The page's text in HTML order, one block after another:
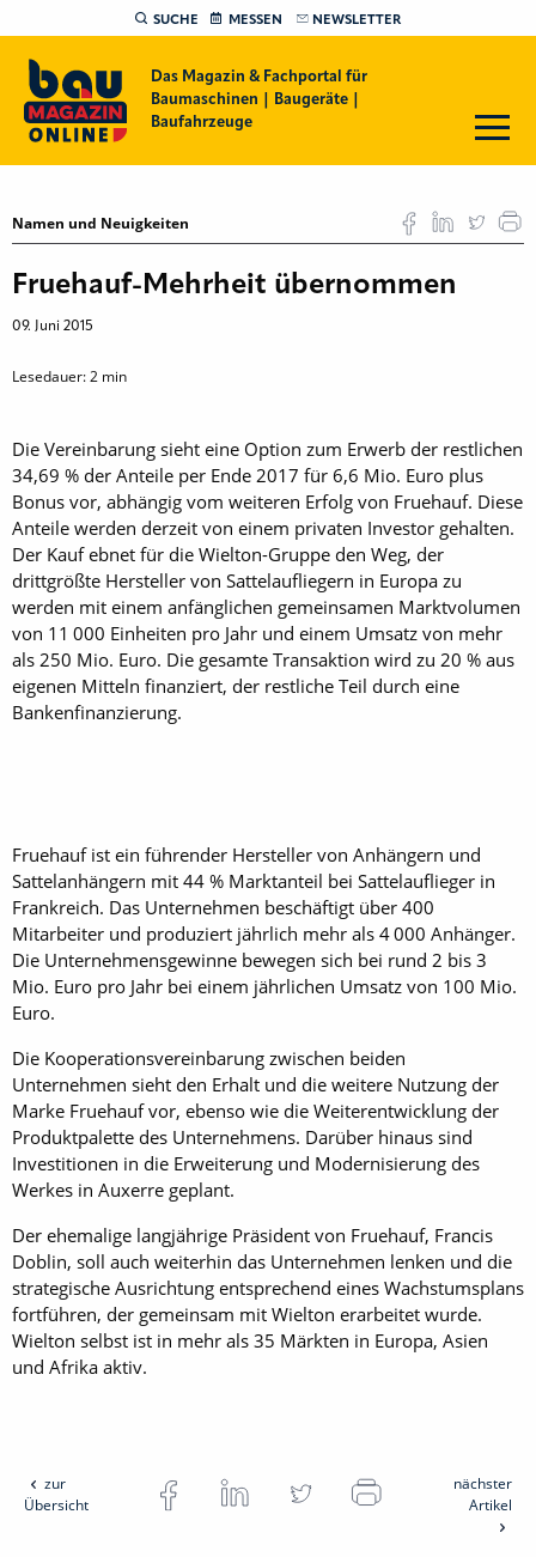
SUCHE MESSEN NEWSLETTER
Das Magazin & Fachportal für
Baumaschinen | Baugeräte |
Baufahrzeuge
Namen und Neuigkeiten
Fruehauf-Mehrheit übernommen
09. Juni 2015
Lesedauer:2 min
Die Vereinbarung sieht eine Option zum Erwerb der restlichen
34,69 % der Anteile per Ende 2017 für 6,6 Mio. Euro plus
Bonus vor, ab­hängig vom weiteren Erfolg von Fruehauf. Diese
Anteile werden derzeit von einem privaten Investor gehalten.
Der Kauf ebnet für die Wielton-Gruppe den Weg, der
drittgrößte Hersteller von Sattelaufliegern in Europa zu
werden mit einem anfänglichen gemeinsamen Marktvolumen
von 11 000 Ein­heiten pro Jahr und einem Umsatz von mehr
als 250 Mio. Euro. Die gesamte Transaktion wird zu 20 % aus
eigenen Mitteln finanziert, der restliche Teil durch eine
Banken­finanzierung.
Fruehauf ist ein führender Hersteller von Anhängern und
Sattelanhängern mit 44 % Marktanteil bei Sattelauflieger in
Frankreich. Das Unternehmen beschäftigt über 400
Mitarbeiter und produziert jährlich mehr als 4 000 Anhänger.
Die Unternehmensgewinne bewegen sich bei rund 2 bis 3
Mio. Euro pro Jahr bei einem jährlichen Umsatz von 100 Mio.
Euro.
Die Kooperationsvereinbarung zwischen beiden
Unternehmen sieht den Erhalt und die weitere Nutzung der
Marke Fruehauf vor, ebenso wie die Weiterentwicklung der
Produktpalette des Unternehmens. Darüber hinaus sind
Investitionen in die Erweiterung und Modernisierung des
Werkes in Auxerre geplant.
Der ehemalige langjährige Präsident von Fruehauf, Francis
Doblin, soll auch weiterhin das Unternehmen lenken und die
strategische Ausrichtung entsprechend eines Wachstumsplans
fortführen, der gemeinsam mit Wielton erarbeitet wurde.
Wielton selbst ist in mehr als 35 Märkten in Europa, Asien
und Afrika aktiv.
zur
Übersicht
nächster
Artikel